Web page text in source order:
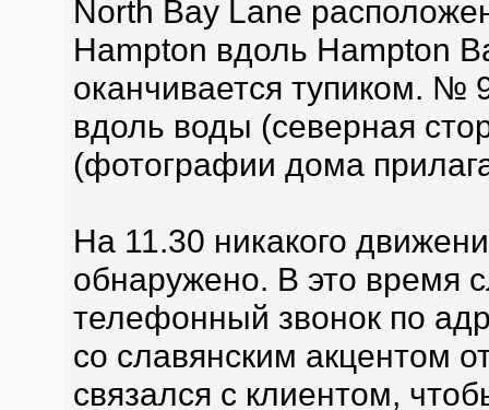
North Bay Lane
Hampton вдоль Hampton
оканчивается тупиком. №
вдоль воды (северная
(фотографии дома
На 11.30 никакого
обнаружено. В это время
телефонный звонок по
со славянским акцентом
связался с клиентом,